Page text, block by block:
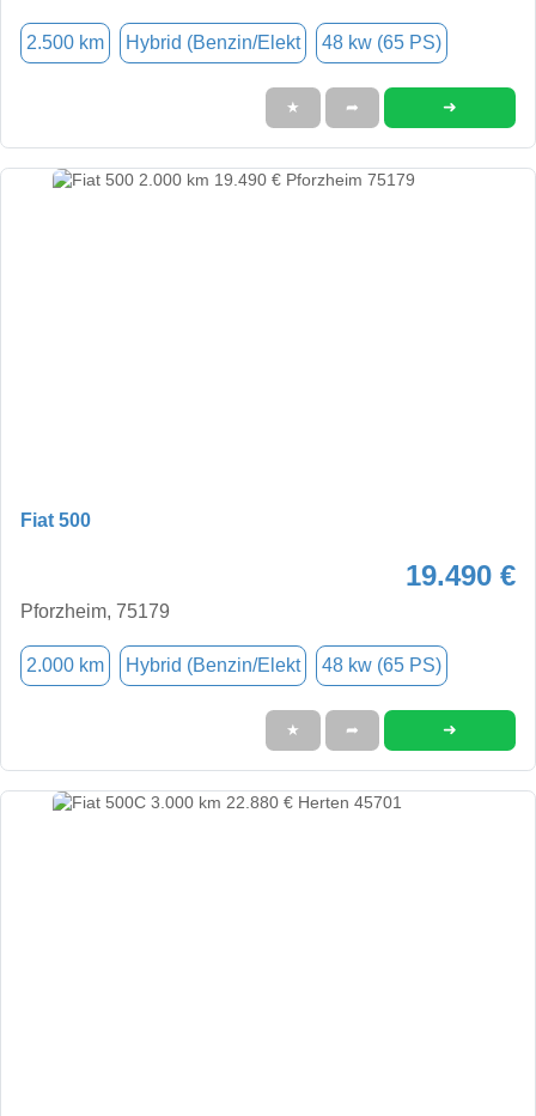
2.500 km Hybrid (Benzin/Elekt 48 kw (65 PS)
★ ➦ ➜
Fiat 500
19.490 €
Pforzheim, 75179
2.000 km Hybrid (Benzin/Elekt 48 kw (65 PS)
★ ➦ ➜